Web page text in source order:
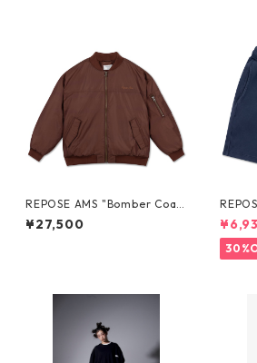
REPOSE AMS "Bomber Coa
t" 10Y- 16Y
¥27,500
6-57